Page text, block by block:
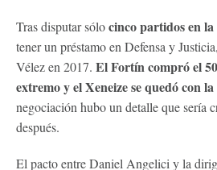
Tras disputar sólocinco partidos en
tener un préstamo en Defensa y
Vélez en 2017. El Fortín compró el
extremo y el Xeneize se quedó con
negociación hubo un detalle que sería
después.
El pacto entre Daniel Angelici y la